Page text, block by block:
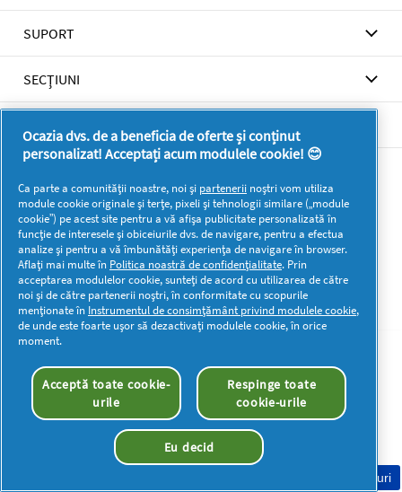
SUPORT
SECŢIUNI
DOCUMENTE LEGALE DETERGENTI SA
Mai multă inspirație
Drepturi de autor © 2026 P&G. Toate drepturile rezervate
Consimțământ Cookie-uri
Ocazia dvs. de a beneficia de oferte și conținut
personalizat! Acceptați acum modulele cookie! 😊
Ca parte a comunității noastre, noi și partenerii noștri vom utiliza
module cookie originale și terțe, pixeli și tehnologii similare („module
cookie”) pe acest site pentru a vă afișa publicitate personalizată în
funcție de interesele și obiceiurile dvs. de navigare, pentru a efectua
analize și pentru a vă îmbunătăți experiența de navigare în browser.
Aflați mai multe în Politica noastră de confidențialitate. Prin
acceptarea modulelor cookie, sunteți de acord cu utilizarea de către
noi și de către partenerii noștri, în conformitate cu scopurile
menționate în Instrumentul de consimțământ privind modulele cookie,
de unde este foarte ușor să dezactivați modulele cookie, în orice
moment.
Acceptă toate cookie-
urile
Respinge toate
cookie-urile
Eu decid